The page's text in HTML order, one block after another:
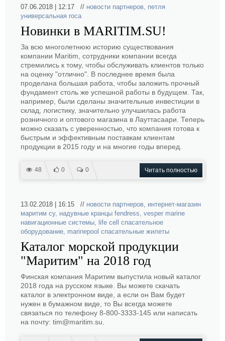
07.06.2018 | 12:17 // новости партнеров, петля
универсальная roca
Новинки в MARITIM.SU!
За всю многолетнюю историю существования
компании Maritim, сотрудники компании всегда
стремились к тому, чтобы обслуживать клиентов только
на оценку "отлично". В последнее время была
проделана большая работа, чтобы заложить прочный
фундамент столь же успешной работы в будущем. Так,
например, были сделаны значительные инвестиции в
склад, логистику, значительно улучшилась работа
розничного и оптового магазина в Лауттасаари. Теперь
можно сказать с уверенностью, что компания готова к
быстрым и эффективным поставкам клиентам
продукции в 2015 году и на многие годы вперед.
48 0 0 Читать полностью
13.02.2018 | 16:15 // новости партнеров, интернет-магазин
маритим су, надувные кранцы fendress, vesper marine
навигационные системы, life cell спасательное
оборудование, marinepool спасательные жилеты
Каталог морской продукции
"Маритим" на 2018 год
Финская компания Маритим выпустила новый каталог
2018 года на русском языке. Вы можете скачать
каталог в электронном виде, а если он Вам будет
нужен в бумажном виде, то Вы всегда можете
связаться по телефону 8-800-3333-145 или написать
на почту: tim@maritim.su.